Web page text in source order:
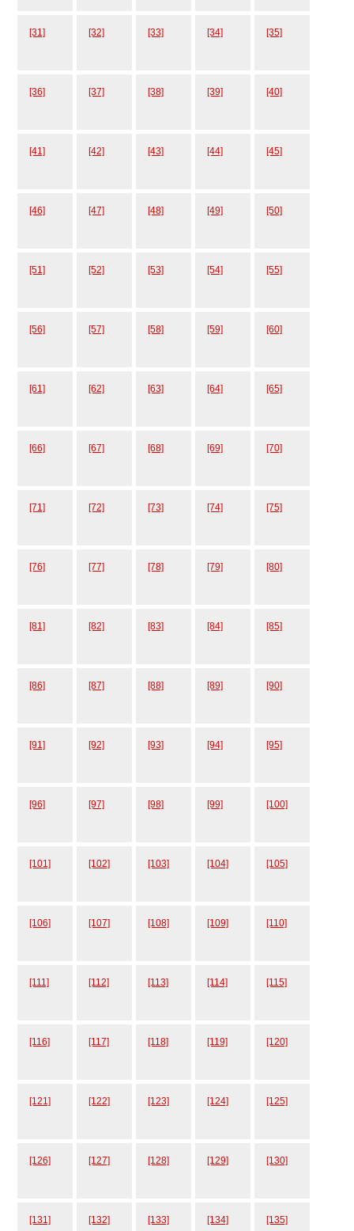
[31] [32] [33] [34] [35]
[36] [37] [38] [39] [40]
[41] [42] [43] [44] [45]
[46] [47] [48] [49] [50]
[51] [52] [53] [54] [55]
[56] [57] [58] [59] [60]
[61] [62] [63] [64] [65]
[66] [67] [68] [69] [70]
[71] [72] [73] [74] [75]
[76] [77] [78] [79] [80]
[81] [82] [83] [84] [85]
[86] [87] [88] [89] [90]
[91] [92] [93] [94] [95]
[96] [97] [98] [99] [100]
[101] [102] [103] [104] [105]
[106] [107] [108] [109] [110]
[111] [112] [113] [114] [115]
[116] [117] [118] [119] [120]
[121] [122] [123] [124] [125]
[126] [127] [128] [129] [130]
[131] [132] [133] [134] [135]